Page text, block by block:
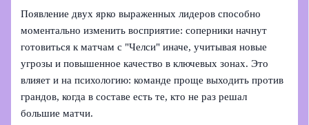
Появление двух ярко выраженных лидеров способно
моментально изменить восприятие: соперники начнут
готовиться к матчам с "Челси" иначе, учитывая новые
угрозы и повышенное качество в ключевых зонах. Это
влияет и на психологию: команде проще выходить против
грандов, когда в составе есть те, кто не раз решал
большие матчи.